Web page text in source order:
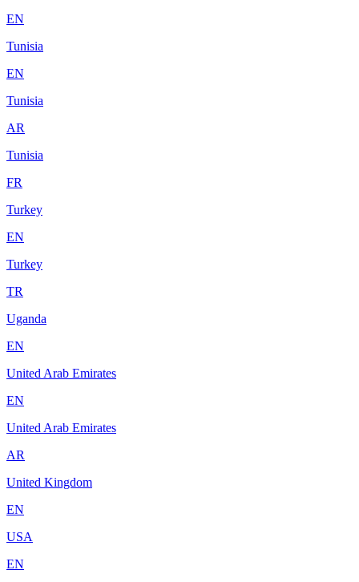
EN
Tunisia
EN
Tunisia
AR
Tunisia
FR
Turkey
EN
Turkey
TR
Uganda
EN
United Arab Emirates
EN
United Arab Emirates
AR
United Kingdom
EN
USA
EN